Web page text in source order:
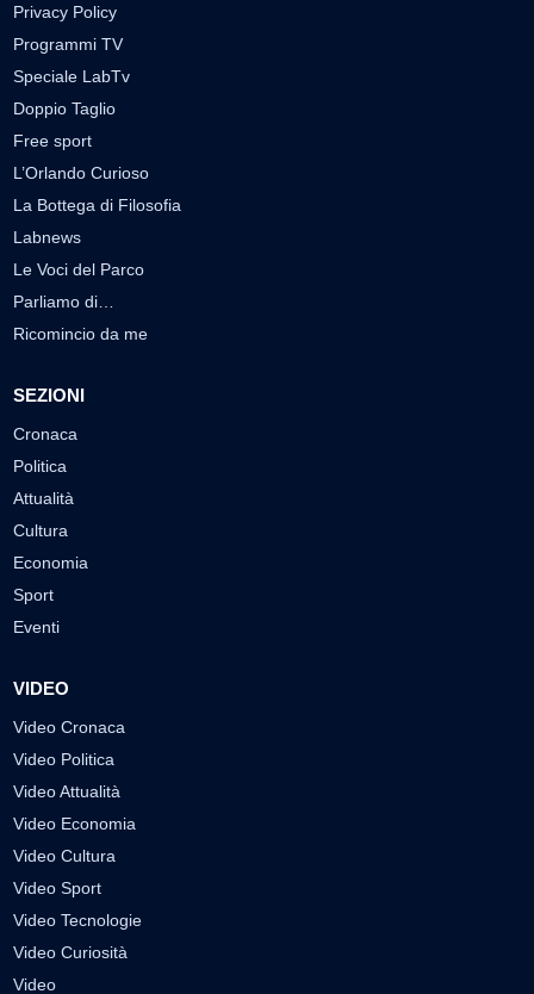
Privacy Policy
Programmi TV
Speciale LabTv
Doppio Taglio
Free sport
L’Orlando Curioso
La Bottega di Filosofia
Labnews
Le Voci del Parco
Parliamo di…
Ricomincio da me
SEZIONI
Cronaca
Politica
Attualità
Cultura
Economia
Sport
Eventi
VIDEO
Video Cronaca
Video Politica
Video Attualità
Video Economia
Video Cultura
Video Sport
Video Tecnologie
Video Curiosità
Video